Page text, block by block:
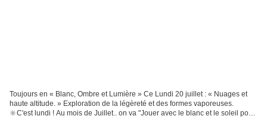
Toujours en « Blanc, Ombre et Lumière » Ce Lundi 20 juillet : « Nuages et
haute altitude. » Exploration de la légèreté et des formes vaporeuses.
🔆C'est lundi ! Au mois de Juillet.. on va "Jouer avec le blanc et le soleil pour